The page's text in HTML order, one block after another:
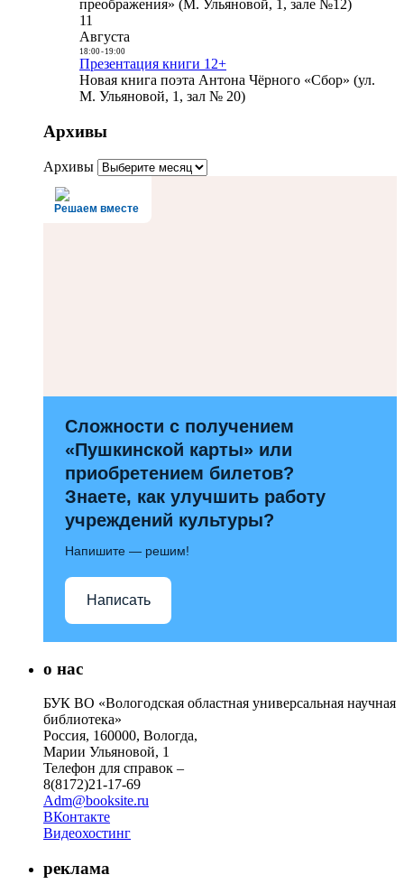
преображения» (М. Ульяновой, 1, зале №12)
11
Августа
18:00- 19:00
Презентация книги 12+
Новая книга поэта Антона Чёрного «Сбор» (ул.
М. Ульяновой, 1, зал № 20)
Архивы
Архивы
Решаем вместе
Сложности с получением
«Пушкинской карты» или
приобретением билетов?
Знаете, как улучшить работу
учреждений культуры?
Напишите — решим!
Написать
о нас
БУК ВО «Вологодская областная универсальная научная
библиотека»
Россия, 160000, Вологда,
Марии Ульяновой, 1
Телефон для справок –
8(8172)21-17-69
Adm@booksite.ru
ВКонтакте
Видеохостинг
реклама